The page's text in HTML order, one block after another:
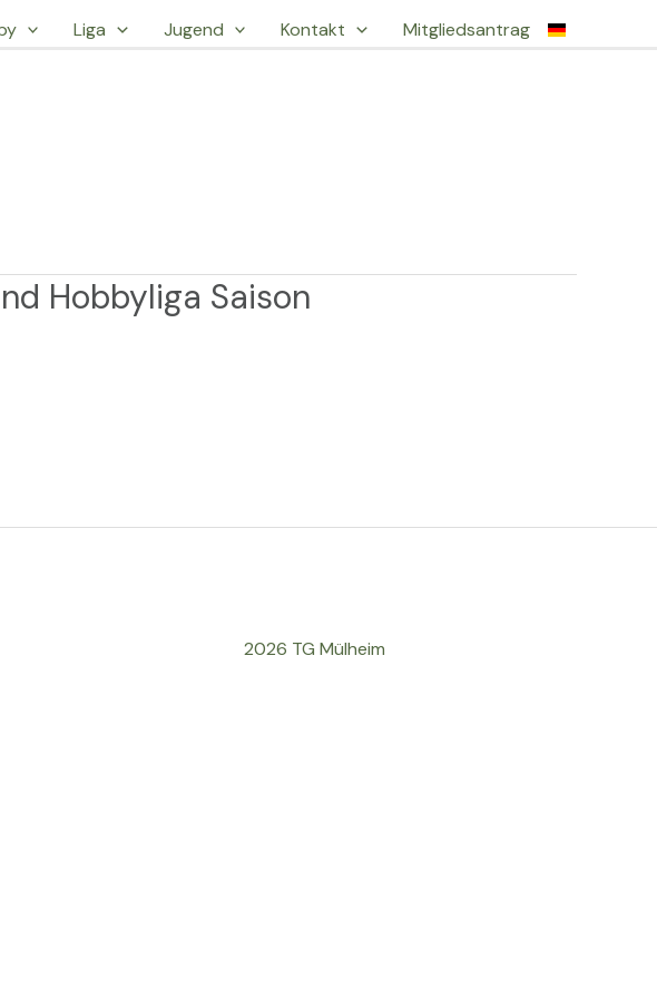
Liga Jugend Kontakt Mitgliedsantrag
Hobbyliga Saison
2026 TG Mülheim